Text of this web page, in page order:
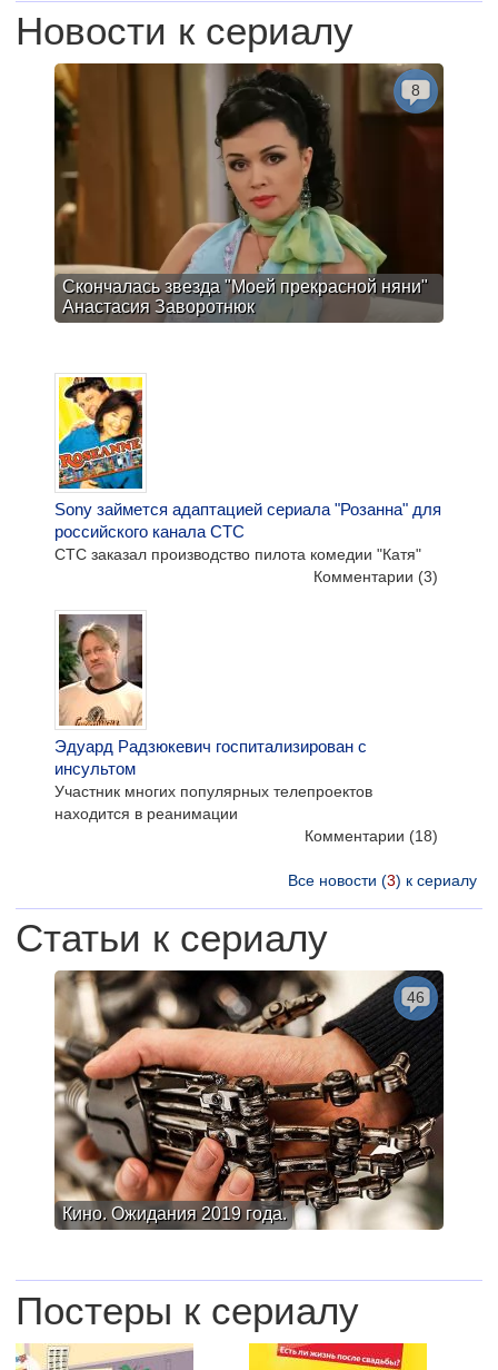
Новости к сериалу
Скончалась звезда "Моей прекрасной няни"
Анастасия Заворотнюк
8
Sony займется адаптацией сериала "Розанна" для
российского канала СТС
СТС заказал производство пилота комедии "Катя"
Комментарии (3)
Эдуард Радзюкевич госпитализирован с
инсультом
Участник многих популярных телепроектов
находится в реанимации
Комментарии (18)
Все новости (3) к сериалу
Статьи к сериалу
Кино. Ожидания 2019 года.
46
Постеры к сериалу